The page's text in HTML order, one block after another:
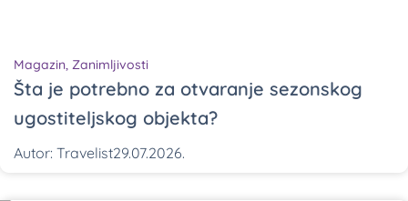
Magazin, Zanimljivosti
Šta je potrebno za otvaranje sezonskog
ugostiteljskog objekta?
Autor: Travelist29.07.2026.